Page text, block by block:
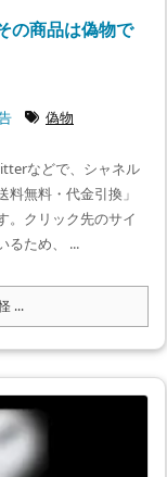
の商品は偽物で
偽物
などで、シャネル
無料・代金引換」
。クリック先のサイ
るため、 ...
...